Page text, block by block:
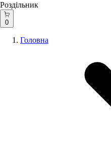
Роздільник
0
Головна